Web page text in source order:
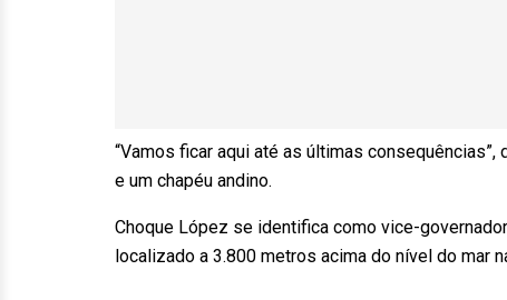
“Vamos ficar aqui até as últimas
e um chapéu andino.
Choque López se identifica como vice-
localizado a 3.800 metros acima do nível do mar